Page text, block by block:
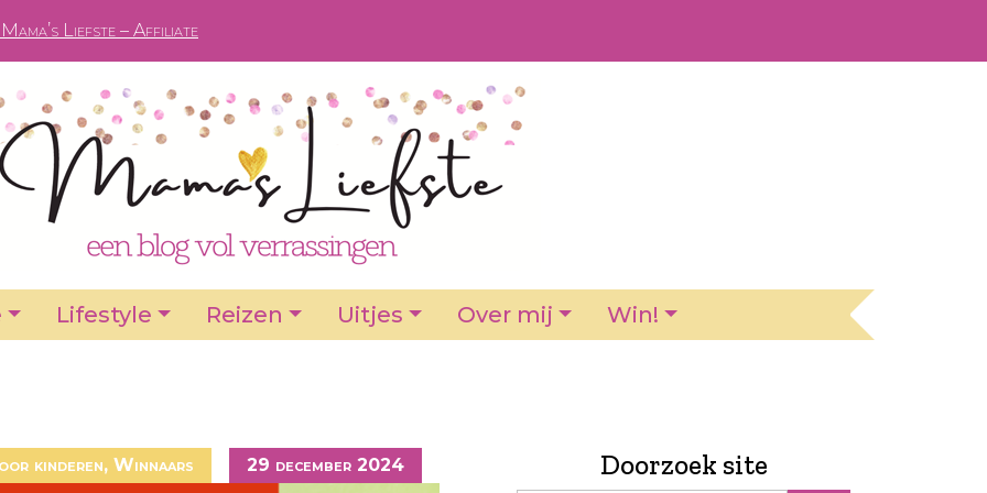
Liefste – Affiliate
Lifestyle Reizen Uitjes Over mij Win!
kinderen, Winnaars 29 december 2024 Doorzoek site